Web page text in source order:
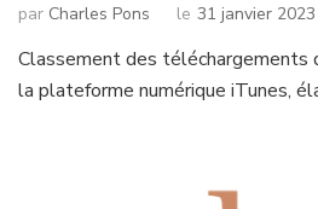
par Charles Pons le 31 janvier 2023
Classement des téléchargements
la plateforme numérique iTunes,